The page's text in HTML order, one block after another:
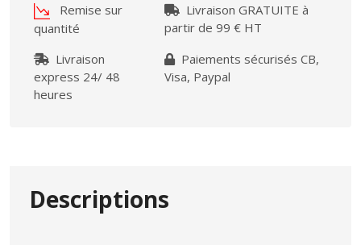
Remise sur
quantité
Livraison GRATUITE à
partir de 99 € HT
Livraison
express 24/ 48
heures
Paiements sécurisés CB,
Visa, Paypal
Descriptions